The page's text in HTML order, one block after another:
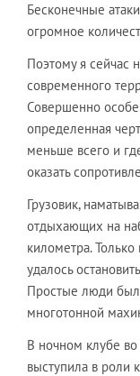
Бесконечные
огромное
Поэтому я сейчас
современного
Совершенно
определенная
меньше всего и
оказать
Грузовик,
отдыхающих на
километра.
удалось
Простые люди
многотонной
В ночном клубе
выступила в роли